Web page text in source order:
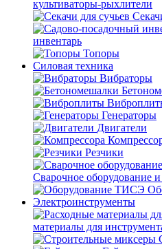
культиваторы-рыхлители
инвентарь
Топоры
Силовая техника
Вибраторы
Генераторы
Двигатели
Резчики
Сварочное оборудование и
Электроинструменты
материалы для